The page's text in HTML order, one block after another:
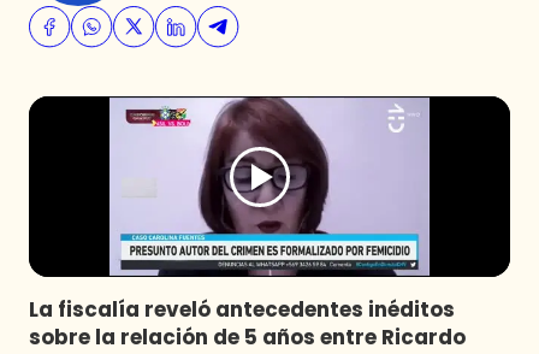
La fiscalía reveló antecedentes inéditos
sobre la relación de 5 años entre Ricardo
Programas
Club De La Comedia
Contigo en Directo
Plan Perfecto
El Tiempo
Sabingo